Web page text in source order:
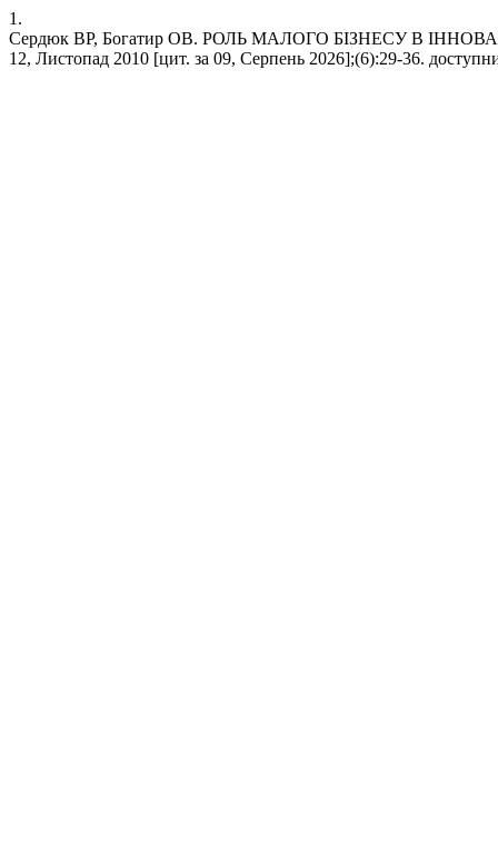
1.
Сердюк ВР, Богатир ОВ. РОЛЬ МАЛОГО БІЗНЕСУ В
12, Листопад 2010 [цит. за 09, Серпень 2026];(6):29-36.